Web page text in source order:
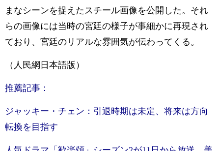
まなシーンを捉えたスチール画像を公開した。それ
らの画像には当時の宮廷の様子が事細かに再現され
ており、宮廷のリアルな雰囲気が伝わってくる。
（人民網日本語版）
推薦記事：
ジャッキー・チェン：引退時期は未定、将来は方向
転換を目指す